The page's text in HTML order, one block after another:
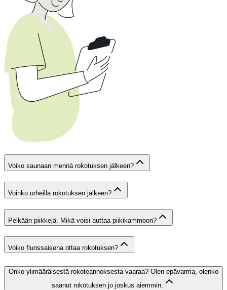
Voiko saunaan mennä rokotuksen jälkeen?
Voinko urheilla rokotuksen jälkeen?
Pelkään piikkejä. Mikä voisi auttaa piikikammoon?
Voiko flunssaisena ottaa rokotuksen?
Onko ylimääräisestä rokoteannoksesta vaaraa? Olen epävarma, olenko
saanut rokotuksen jo joskus aiemmin.